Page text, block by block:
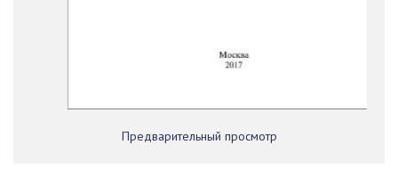
Предварительный просмотр